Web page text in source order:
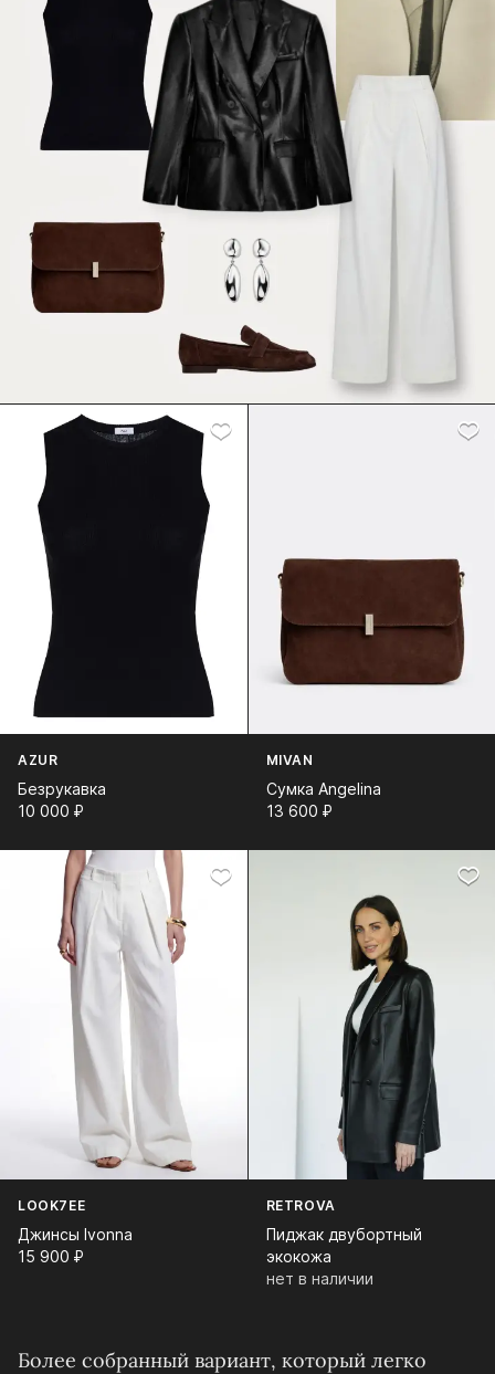
AZUR
Безрукавка
10 000⁠ ⁠₽
MIVAN
Сумка Angelina
13 600⁠ ⁠₽
LOOK7EE
Джинсы Ivonna
15 900⁠ ⁠₽
RETROVA
Пиджак двубортный
экокожа
нет в наличии
Более собранный вариант, который легко